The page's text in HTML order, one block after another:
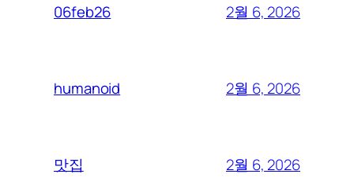
06feb26 2월 6, 2026
humanoid 2월 6, 2026
맛집 2월 6, 2026